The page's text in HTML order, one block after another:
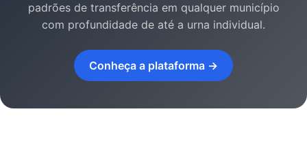
padrões de transferência em qualquer município
com profundidade de até a urna individual.
Conheça a plataforma →